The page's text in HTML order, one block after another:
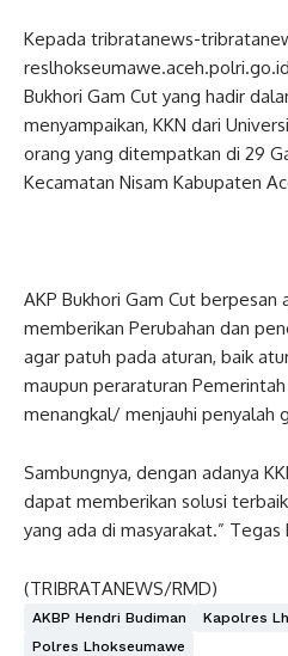
Kepada tribratanews-
Bukhori Gam Cut yang hadir
menyampaikan, KKN dari
orang yang ditempatkan di 29
Kecamatan Nisam Kabupaten
AKP Bukhori Gam Cut
memberikan Perubahan dan
agar patuh pada aturan, baik
maupun peraraturan
menangkal/ menjauhi penyalah
Sambungnya, dengan adanya
dapat memberikan solusi
yang ada di masyarakat.” Tegas
(TRIBRATANEWS/RMD)
AKBP Hendri Budiman
Kapolres
Polres Lhokseumawe